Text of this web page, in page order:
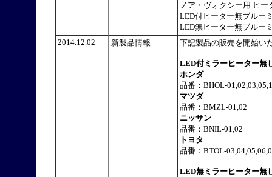
ノア・ヴォクシー用 ヒ
LED付ヒーター無ブルー
LED無ヒーター無ブルー
2014.12.02
新製品情報 下記製品の販売を開始
LED付ミラーヒーター無
ホンダ
品番：BHOL-
マツダ
品番：BMZL-01,02
ニッサン
品番：BNIL-01,02
トヨタ
品番：BTOL-
LED無ミラーヒーター無